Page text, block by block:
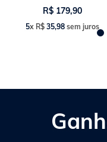
R$ 179,90
5x R$ 35,98sem juros